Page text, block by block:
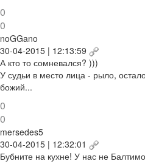
0
0
noGGano
30-04-2015 | 12:13:59
А кто то сомневался? )))
У судьи в место лица - рыло,
божий...
0
0
mersedes5
30-04-2015 | 12:32:01
Бубните на кухне! У нас не